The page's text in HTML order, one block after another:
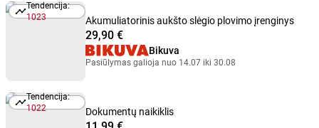
Tendencija: 1023
Tendencija:
1023
Akumuliatorinis aukšto slėgio plovimo įrenginys
29,90 €
Bikuva
Pasiūlymas galioja nuo 14.07 iki 30.08
Tendencija: 1022
Tendencija:
1022
Dokumentų naikiklis